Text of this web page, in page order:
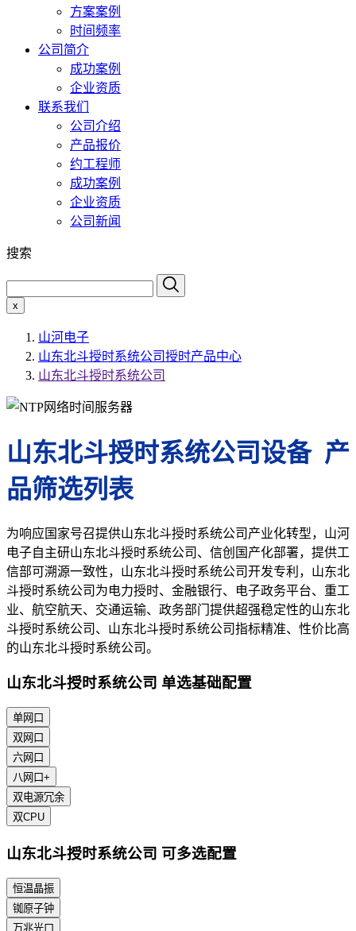
方案案例
时间频率
公司简介
成功案例
企业资质
联系我们
公司介绍
产品报价
约工程师
成功案例
企业资质
公司新闻
搜索
x
山河电子
山东北斗授时系统公司授时产品中心
山东北斗授时系统公司
山东北斗授时系统公司设备 产
品筛选列表
为响应国家号召提供山东北斗授时系统公司产业化转型，山河
电子自主研山东北斗授时系统公司、信创国产化部署，提供工
信部可溯源一致性，山东北斗授时系统公司开发专利，山东北
斗授时系统公司为电力授时、金融银行、电子政务平台、重工
业、航空航天、交通运输、政务部门提供超强稳定性的山东北
斗授时系统公司、山东北斗授时系统公司指标精准、性价比高
的山东北斗授时系统公司。
山东北斗授时系统公司 单选基础配置
单网口
双网口
六网口
八网口+
双电源冗余
双CPU
山东北斗授时系统公司 可多选配置
恒温晶振
铷原子钟
万兆光口